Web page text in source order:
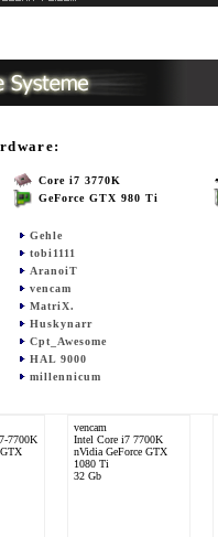
Core i7 3770K
GeForce GTX 980 Ti
Gehle
tobi1111
AranoiT
vencam
MatriX.
Huskynarr
Cpt_Awesome
HAL 9000
millennicum
7700K
vencam
Intel Core i7 7700K
nVidia GeForce GTX
1080 Ti
32 Gb